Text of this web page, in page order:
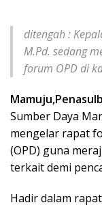
ditengah :
M.Pd. sedang
forum OPD di
Sumber Daya
mengelar rapat
(OPD) guna
terkait demi
Hadir dalam